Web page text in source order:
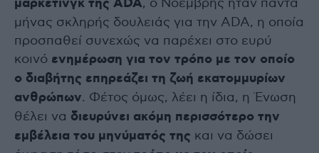
μάρκετινγκ της ADA, ο Νοέμβρης ήταν πάντα
μήνας σκληρής δουλειάς για την ADA, η οποία
προσπαθεί συνεχώς να παρέχει στο ευρύ
κοινό ενημέρωση για τον τρόπο με τον οποίο
ο διαβήτης επηρεάζει τη ζωή εκατομμυρίων
ανθρώπων. Φέτος όμως, λέει η ίδια, η Ένωση
θέλει να διευρύνει ακόμη περισσότερο την
εμβέλεια του μηνύματός της και να δώσει